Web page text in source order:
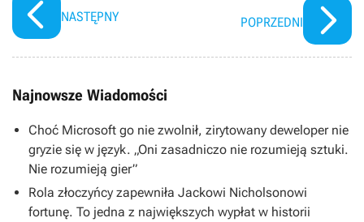
NASTĘPNY POPRZEDNI
Najnowsze Wiadomości
Choć Microsoft go nie zwolnił, zirytowany deweloper nie
gryzie się w język. „Oni zasadniczo nie rozumieją sztuki.
Nie rozumieją gier”
Rola złoczyńcy zapewniła Jackowi Nicholsonowi
fortunę. To jedna z największych wypłat w historii